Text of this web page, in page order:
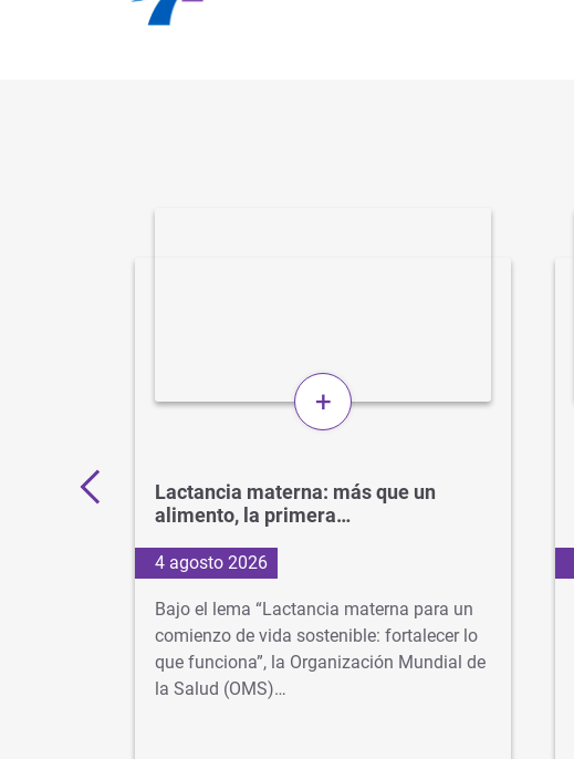
+
Lactancia materna: más que un
alimento, la primera…
4 agosto 2026
Bajo el lema “Lactancia materna para un
comienzo de vida sostenible: fortalecer lo
que funciona”, la Organización Mundial de
la Salud (OMS)…